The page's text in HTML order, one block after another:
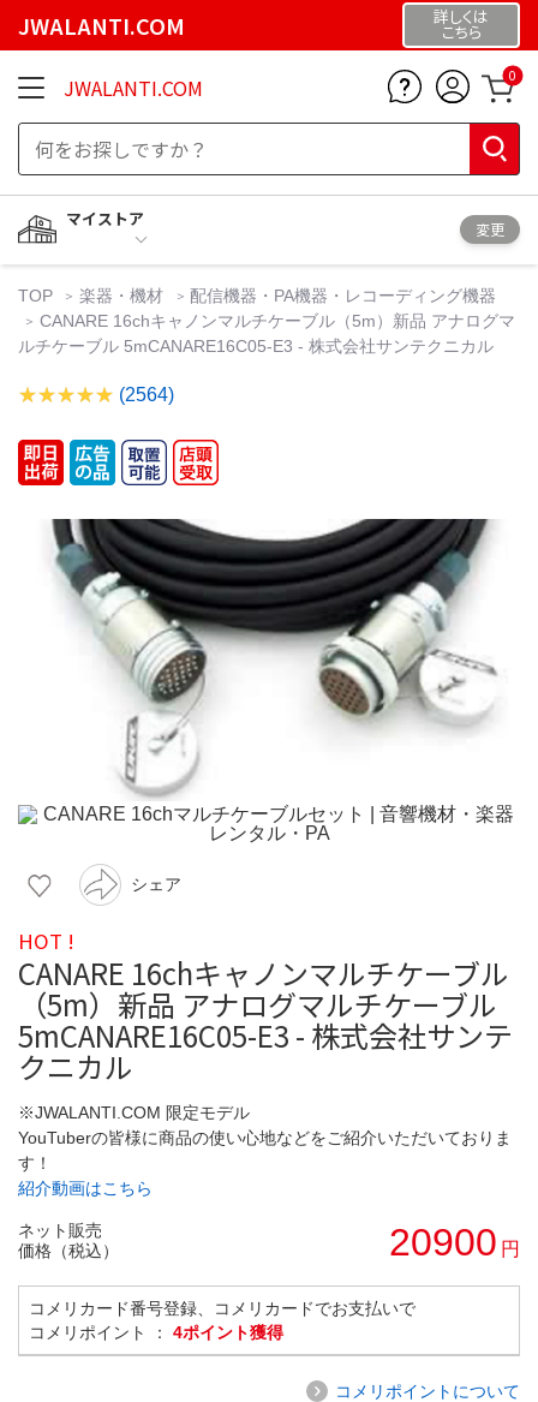
JWALANTI.COM 詳しくは
こちら
JWALANTI.COM 0
マイストア
変更
TOP 楽器・機材
配信機器・PA機器・レコーディング機器
CANARE 16chキャノンマルチケーブル（5m）新品 アナログマ
ルチケーブル 5mCANARE16C05-E3 - 株式会社サンテクニカル
(2564)
シェア
HOT !
CANARE 16chキャノンマルチケーブル
（5m）新品 アナログマルチケーブル
5mCANARE16C05-E3 - 株式会社サンテ
クニカル
※JWALANTI.COM 限定モデル
YouTuberの皆様に商品の使い心地などをご紹介いただいておりま
す！
紹介動画はこちら
ネット販売
価格（税込）
20900 円
コメリカード番号登録、コメリカードでお支払いで
コメリポイント ： 4ポイント獲得
コメリポイントについて